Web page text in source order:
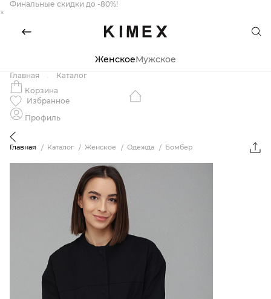
Финальные скидки до -80%!
×
ЖенскоеМужское
Главная
Каталог
Корзина
Избранное
Профиль
Главная Каталог Женское Одежда Бомбер